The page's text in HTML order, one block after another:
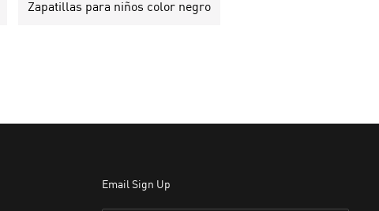
Zapatillas para niños color negro